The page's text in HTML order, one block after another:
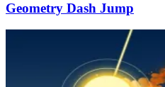
Geometry Dash Jump